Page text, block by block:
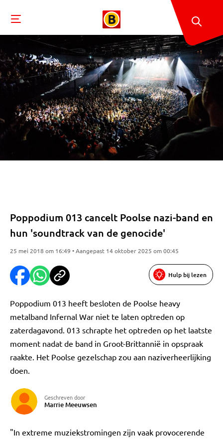
Poppodium 013 cancelt Poolse nazi-band en
hun 'soundtrack van de genocide'
25 mei 2018 om 16:49 • Aangepast 14 oktober 2025 om 00:45
Hulp bij lezen
Poppodium 013 heeft besloten de Poolse heavy
metalband Infernal War niet te laten optreden op
zaterdagavond. 013 schrapte het optreden op het laatste
moment nadat de band in Groot-Brittannië in opspraak
raakte. Het Poolse gezelschap zou aan naziverheerlijking
doen.
Geschreven door
Marrie Meeuwsen
"In extreme muziekstromingen zijn vaak provocerende